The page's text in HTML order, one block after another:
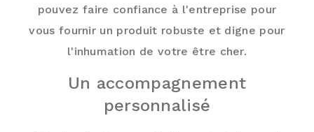
pouvez faire confiance à l'entreprise pour
vous fournir un produit robuste et digne pour
l'inhumation de votre être cher.
Un accompagnement
personnalisé